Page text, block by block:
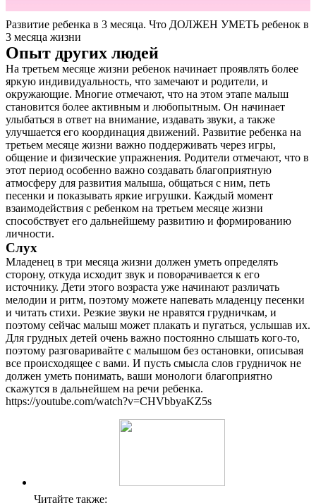
Развитие ребенка в 3 месяца. Что ДОЛЖЕН УМЕТЬ ребенок в
3 месяца жизни
Опыт других людей
На третьем месяце жизни ребенок начинает проявлять более
яркую индивидуальность, что замечают и родители, и
окружающие. Многие отмечают, что на этом этапе малыш
становится более активным и любопытным. Он начинает
улыбаться в ответ на внимание, издавать звуки, а также
улучшается его координация движений. Развитие ребенка на
третьем месяце жизни важно поддерживать через игры,
общение и физические упражнения. Родители отмечают, что в
этот период особенно важно создавать благоприятную
атмосферу для развития малыша, общаться с ним, петь
песенки и показывать яркие игрушки. Каждый момент
взаимодействия с ребенком на третьем месяце жизни
способствует его дальнейшему развитию и формированию
личности.
Слух
Младенец в три месяца жизни должен уметь определять
сторону, откуда исходит звук и поворачивается к его
источнику. Дети этого возраста уже начинают различать
мелодии и ритм, поэтому можете напевать младенцу песенки
и читать стихи. Резкие звуки не нравятся грудничкам, и
поэтому сейчас малыш может плакать и пугаться, услышав их.
Для грудных детей очень важно постоянно слышать кого-то,
поэтому разговаривайте с малышом без остановки, описывая
все происходящее с вами. И пусть смысла слов грудничок не
должен уметь понимать, ваши монологи благоприятно
скажутся в дальнейшем на речи ребенка.
https://youtube.com/watch?v=CHVbbyaKZ5s
Читайте также: